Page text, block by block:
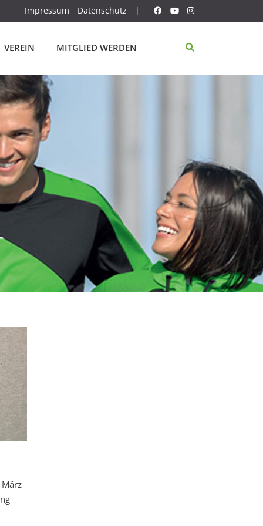
Impressum Datenschutz |
VEREIN MITGLIED WERDEN